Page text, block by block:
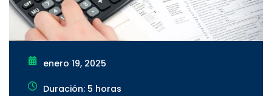
enero 19, 2025
Duración: 5 horas